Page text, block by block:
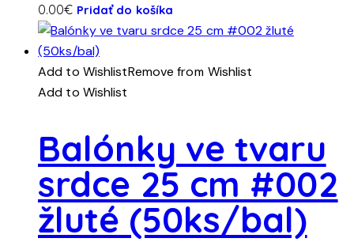
0.00€ Pridať do košíka
Add to WishlistRemove from Wishlist
Add to Wishlist
Balónky ve tvaru
srdce 25 cm #002
žluté (50ks/bal)